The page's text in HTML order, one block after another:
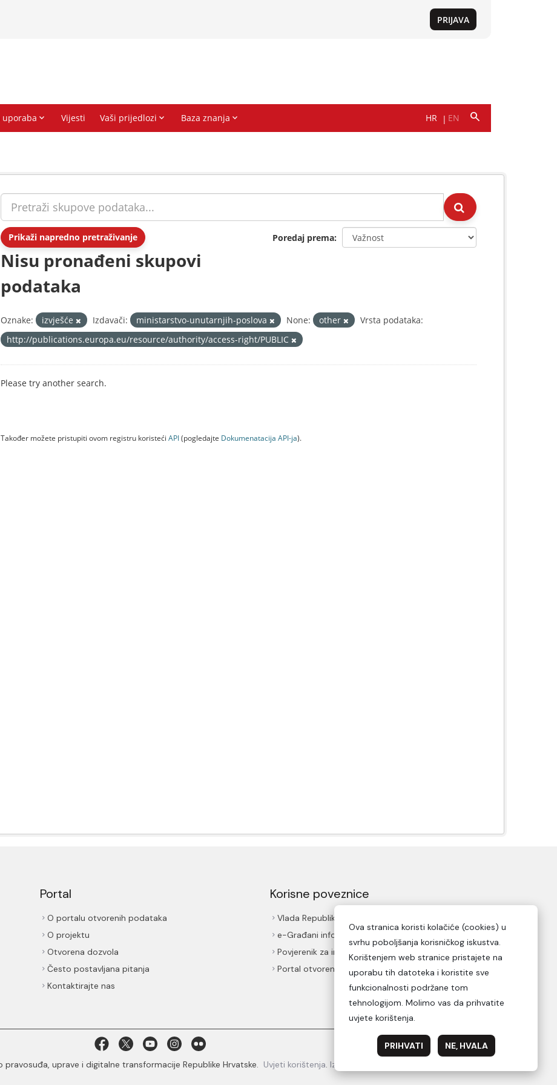
Prikaži napredno pretraživanje Poredaj prema
Nisu pronađeni skupovi
podataka
Oznake: izvješće Izdavači: ministarstvo-unutarnjih-poslova None: other
Vrsta podataka:
http://publications.europa.eu/resource/authority/access-right/PUBLIC
Please try another search.
Također možete pristupiti ovom registru koristeći API(pogledajte Dokumenаtаcijа API-jа).